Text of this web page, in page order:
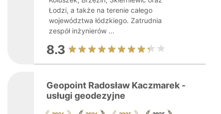
Łodzi, a także na terenie całego
województwa łódzkiego. Zatrudnia
zespół inżynierów ...
8.3
Geopoint Radosław Kaczmarek -
usługi geodezyjne